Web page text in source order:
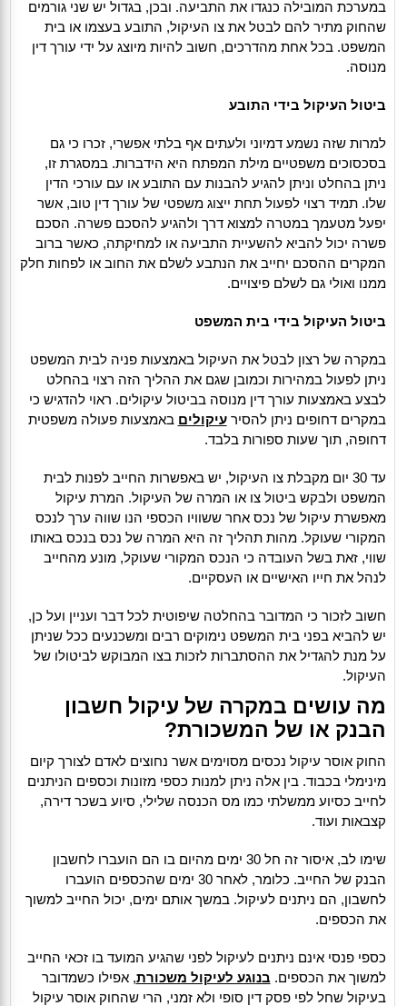
במערכת המובילה כנגדו את התביעה. ובכן, בגדול יש שני גורמים
שהחוק מתיר להם לבטל את צו העיקול, התובע בעצמו או בית
המשפט. בכל אחת מהדרכים, חשוב להיות מיוצג על ידי עורך דין
מנוסה.
ביטול העיקול בידי התובע
למרות שזה נשמע דמיוני ולעתים אף בלתי אפשרי, זכרו כי גם
בסכסוכים משפטיים מילת המפתח היא הידברות. במסגרת זו,
ניתן בהחלט וניתן להגיע להבנות עם התובע או עם עורכי הדין
שלו. תמיד רצוי לפעול תחת ייצוג משפטי של עורך דין טוב, אשר
יפעל מטעמך במטרה למצוא דרך ולהגיע להסכם פשרה. הסכם
פשרה יכול להביא להשעיית התביעה או למחיקתה, כאשר ברוב
המקרים ההסכם יחייב את הנתבע לשלם את החוב או לפחות חלק
ממנו ואולי גם לשלם פיצויים.
ביטול העיקול בידי בית המשפט
במקרה של רצון לבטל את העיקול באמצעות פניה לבית המשפט
ניתן לפעול במהירות וכמובן שגם את ההליך הזה רצוי בהחלט
לבצע באמצעות עורך דין מנוסה בביטול עיקולים. ראוי להדגיש כי
במקרים דחופים ניתן להסירעיקולים באמצעות פעולה משפטית
דחופה, תוך שעות ספורות בלבד.
עד 30 יום מקבלת צו העיקול, יש באפשרות החייב לפנות לבית
המשפט ולבקש ביטול צו או המרה של העיקול. המרת עיקול
מאפשרת עיקול של נכס אחר ששוויו הכספי הנו שווה ערך לנכס
המקורי שעוקל. מהות תהליך זה היא המרה של נכס בנכס באותו
שווי, זאת בשל העובדה כי הנכס המקורי שעוקל, מונע מהחייב
לנהל את חייו האישיים או העסקיים.
חשוב לזכור כי המדובר בהחלטה שיפוטית לכל דבר ועניין ועל כן,
יש להביא בפני בית המשפט נימוקים רבים ומשכנעים ככל שניתן
על מנת להגדיל את ההסתברות לזכות בצו המבוקש לביטולו של
העיקול.
מה עושים במקרה של עיקול חשבון
הבנק או של המשכורת?
החוק אוסר עיקול נכסים מסוימים אשר נחוצים לאדם לצורך קיום
מינימלי בכבוד. בין אלה ניתן למנות כספי מזונות וכספים הניתנים
לחייב כסיוע ממשלתי כמו מס הכנסה שלילי, סיוע בשכר דירה,
קצבאות ועוד.
שימו לב, איסור זה חל 30 ימים מהיום בו הם הועברו לחשבון
הבנק של החייב. כלומר, לאחר 30 ימים שהכספים הועברו
לחשבון, הם ניתנים לעיקול. במשך אותם ימים, יכול החייב למשוך
את הכספים.
כספי פנסי אינם ניתנים לעיקול לפני שהגיע המועד בו זכאי החייב
למשוך את הכספים. בנוגע לעיקול משכורת, אפילו כשמדובר
בעיקול שחל לפי פסק דין סופי ולא זמני, הרי שהחוק אוסר עיקול